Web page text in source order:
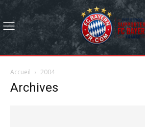
Accueil 2004
Archives